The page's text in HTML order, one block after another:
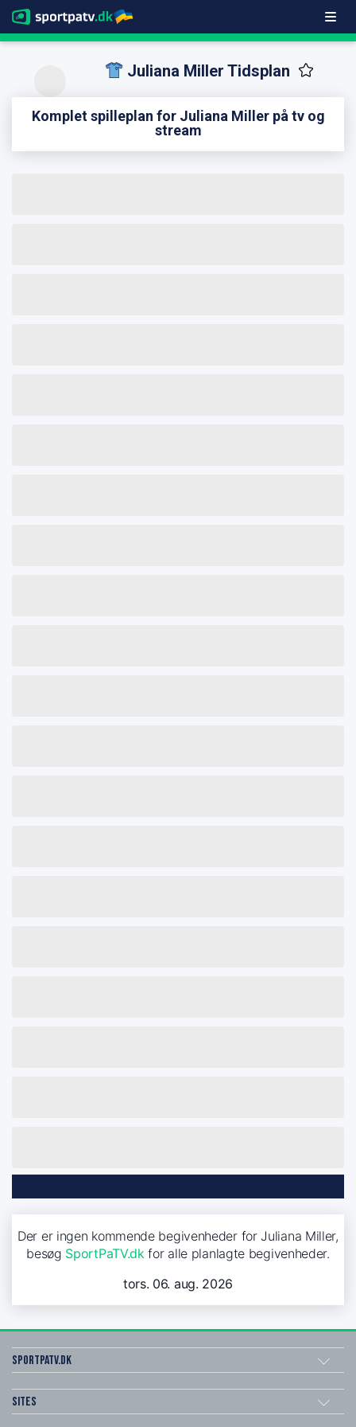
Juliana Miller Tidsplan
Komplet spilleplan for Juliana Miller på tv og
stream
Der er ingen kommende begivenheder for Juliana Miller,
besøg SportPaTV.dk for alle planlagte begivenheder.
tors. 06. aug. 2026
SportPaTV.dk
Sites